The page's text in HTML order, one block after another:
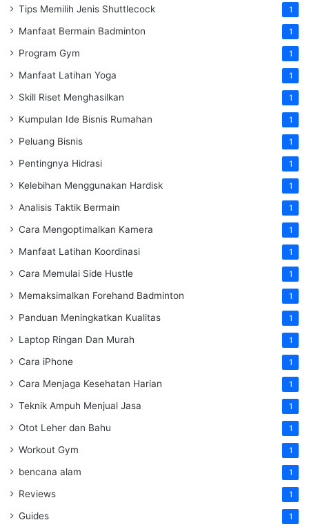
Tips Memilih Jenis Shuttlecock 1
Manfaat Bermain Badminton 1
Program Gym 1
Manfaat Latihan Yoga 1
Skill Riset Menghasilkan 1
Kumpulan Ide Bisnis Rumahan 1
Peluang Bisnis 1
Pentingnya Hidrasi 1
Kelebihan Menggunakan Hardisk 1
Analisis Taktik Bermain 1
Cara Mengoptimalkan Kamera 1
Manfaat Latihan Koordinasi 1
Cara Memulai Side Hustle 1
Memaksimalkan Forehand Badminton 1
Panduan Meningkatkan Kualitas 1
Laptop Ringan Dan Murah 1
Cara iPhone 1
Cara Menjaga Kesehatan Harian 1
Teknik Ampuh Menjual Jasa 1
Otot Leher dan Bahu 1
Workout Gym 1
bencana alam 1
Reviews 1
Guides 1